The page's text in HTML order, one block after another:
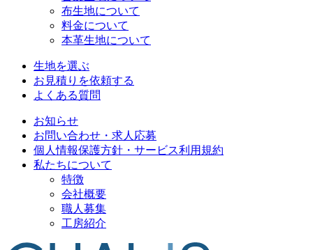
布生地について
料金について
本革生地について
生地を選ぶ
お見積りを依頼する
よくある質問
お知らせ
お問い合わせ・求人応募
個人情報保護方針・サービス利用規約
私たちについて
特徴
会社概要
職人募集
工房紹介